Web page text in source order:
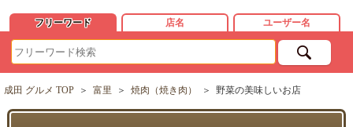
フリーワード 店名 ユーザー名
成田 グルメ TOP ＞ 富里 ＞ 焼肉（焼き肉） ＞ 野菜の美味しいお店